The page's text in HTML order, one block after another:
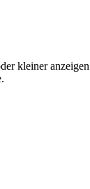
kleiner